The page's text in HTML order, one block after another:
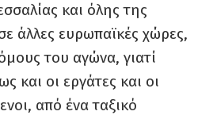
και όλης της
άλλες ευρωπαϊκές χώρες,
του αγώνα, γιατί
και οι εργάτες και οι
από ένα ταξικό